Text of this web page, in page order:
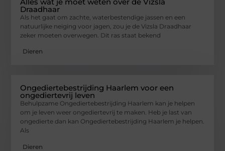
Draadhaar
Als het gaat om zachte, waterbestendige jassen en een
natuurlijke neiging voor jagen, zou je de Vizsla Draadhaar
zeker moeten overwegen. Dit ras staat bekend
Dieren
Ongediertebestrijding Haarlem voor een
ongediertevrij leven
Behulpzame Ongediertebestrijding Haarlem kan je helpen
om je leven weer ongediertevrij te maken. Heb je last van
ongedierte dan kan Ongediertebestrijding Haarlem je helpen.
Als
Dieren